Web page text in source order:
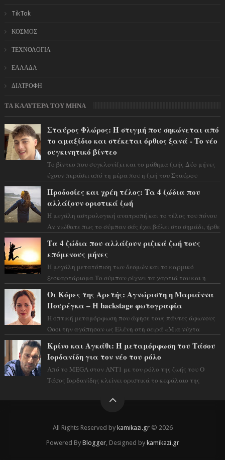
TikTok
ΚΟΣΜΟΣ
ΤΕΧΝΟΛΟΓΙΑ
ΕΛΛΑΔΑ
ΔΙΑΤΡΟΦΗ
ΤΑ ΚΑΛΥΤΕΡΑ ΤΟΥ ΜΗΝΑ
Σταύρος Φλώρος: Η στιγμή που σηκώνεται από
το αμαξίδιο και στέκεται όρθιος ξανά - Το νέο
συγκινητικό βίντεο
Το βίντεο που συγκλονίζει και το μάθημα ζωής Δύο μήνες
έχουν περάσει από τη μέρα που η ζωή του Σταύρου
Προδοσίες και χρέη τέλος: Τα 4 ζώδια που
αλλάζουν οριστικά ζωή
Η μεγάλη αστρολογική ανατροπή και το τέλος του πόνου
Αν νιώθατε πως το σύμπαν σάς έχει βάλει στο σημάδι, ήρθε
Τα 4 ζώδια που αλλάζουν ριζικά ζωή τους
επόμενους μήνες
Η μεγάλη μετατόπιση των δεσμών και το καρμικό
ξεσκαρτάρισμα Το σύμπαν ρίχνει τα χαρτιά του και η
Οι Κόρες της Αρετής: Αγνώριστη η Μαριάννα
Πουρέγκα – H backstage φωτογραφία
Η οπτική μεταμόρφωση που άφησε τους πάντες άφωνους
Όσοι την αγάπησαν ως Ελένη στη σειρά «Μια νύχτα
Κρίνο και Αγκάθι: Η μεταμόρφωση του Τάσου
Ιορδανίδη για τον νέο του ρόλο
Από το MEGA στον ΑΝΤ1 με τον ρόλο της ζωής του Ο
Τάσος Ιορδανίδης κλείνει οριστικά το κεφάλαιο της
All Rights Reserved by kamikazi.gr© 2026
Powered By Blogger, Designed by kamikazi.gr